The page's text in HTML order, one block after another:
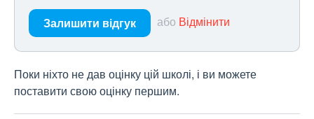
Залишити відгук або Відмінити
Поки ніхто не дав оцінку цій школі, і ви можете
поставити свою оцінку першим.